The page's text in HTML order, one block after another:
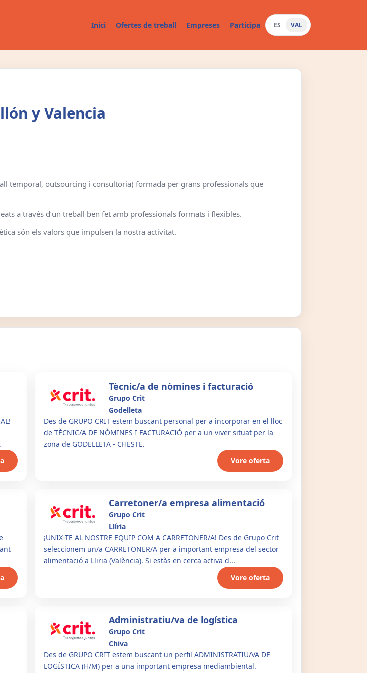
Inici Ofertes de treball Empreses Participa ES VAL
y Valencia
temporal, outsourcing i consultoria) formada per grans professionals que
a través d’un treball ben fet amb professionals formats i flexibles.
són els valors que impulsen la nostra activitat.
Tècnic/a de nòmines i facturació
Grupo Crit
Godelleta
Des de GRUPO CRIT estem buscant personal per a incorporar en el lloc
de TÈCNIC/A DE NÒMINES I FACTURACIÓ per a un viver situat per la
zona de GODELLETA - CHESTE.
Vore oferta
Carretoner/a empresa alimentació
Grupo Crit
Llíria
¡UNIX-TE AL NOSTRE EQUIP COM A CARRETONER/A! Des de Grupo Crit
seleccionem un/a CARRETONER/A per a important empresa del sector
alimentació a Lliria (València). Si estàs en cerca activa d...
Vore oferta
Administratiu/va de logística
Grupo Crit
Chiva
Des de GRUPO CRIT estem buscant un perfil ADMINISTRATIU/VA DE
LOGÍSTICA (H/M) per a una important empresa mediambiental.